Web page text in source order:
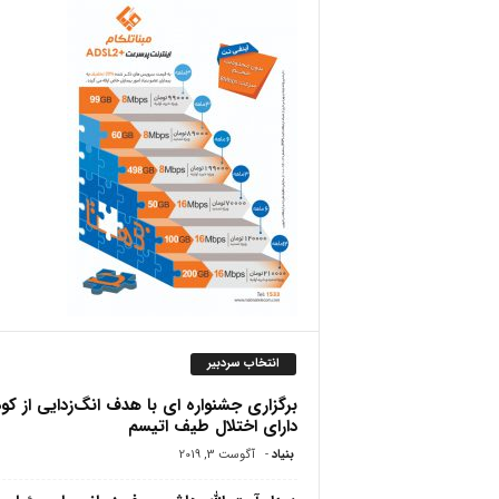
ص
انتخاب سردبیر
برگزاری جشنواره ای با هدف انگ‌زدایی از
دارای اختلال طیف اتیسم
بنیاد - آگوست 3, 2019